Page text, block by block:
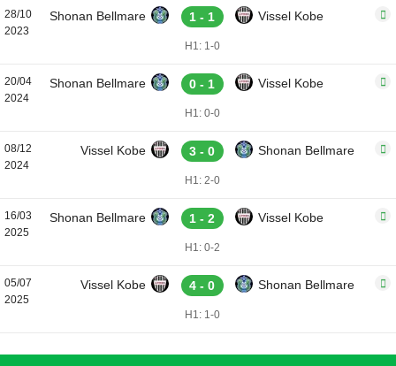
28/10
2023
Shonan Bellmare 1 - 1 Vissel Kobe
H1: 1-0
20/04
2024
Shonan Bellmare 0 - 1 Vissel Kobe
H1: 0-0
08/12
2024
Vissel Kobe 3 - 0 Shonan Bellmare
H1: 2-0
16/03
2025
Shonan Bellmare 1 - 2 Vissel Kobe
H1: 0-2
05/07
2025
Vissel Kobe 4 - 0 Shonan Bellmare
H1: 1-0